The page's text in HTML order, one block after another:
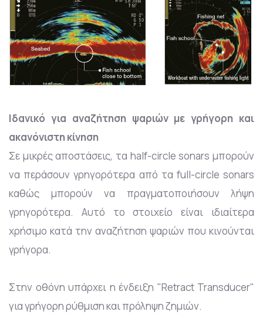
Ιδανικό για αναζήτηση ψαριών με γρήγορη και
ακανόνιστη κίνηση
Σε μικρές αποστάσεις, τα half-circle sonars μπορούν
να περάσουν γρηγορότερα από τα full-circle sonars
καθώς μπορούν να πραγματοποιήσουν λήψη
γρηγορότερα. Αυτό το στοιχείο είναι ιδιαίτερα
χρήσιμο κατά την αναζήτηση ψαριών που κινούνται
γρήγορα.
Στην οθόνη υπάρχει η ένδειξη "Retract Transducer"
για γρήγορη ρύθμιση και πρόληψη ζημιών.